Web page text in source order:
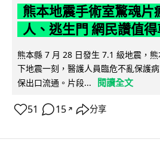
熊本地震手術室驚魂片
人、逃生門 網民讚值
熊本縣 7 月 28 日發生 7.1 級地震，
下地震一刻，醫護人員臨危不亂保護
保出口流通。片段...
閱讀全文
51 15 ↗ 分享